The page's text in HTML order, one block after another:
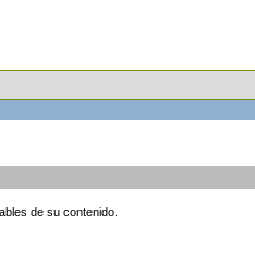
de su contenido.